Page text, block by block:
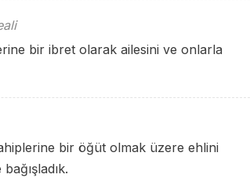
bir ibret olarak ailesini ve onlarla
bir öğüt olmak üzere ehlini